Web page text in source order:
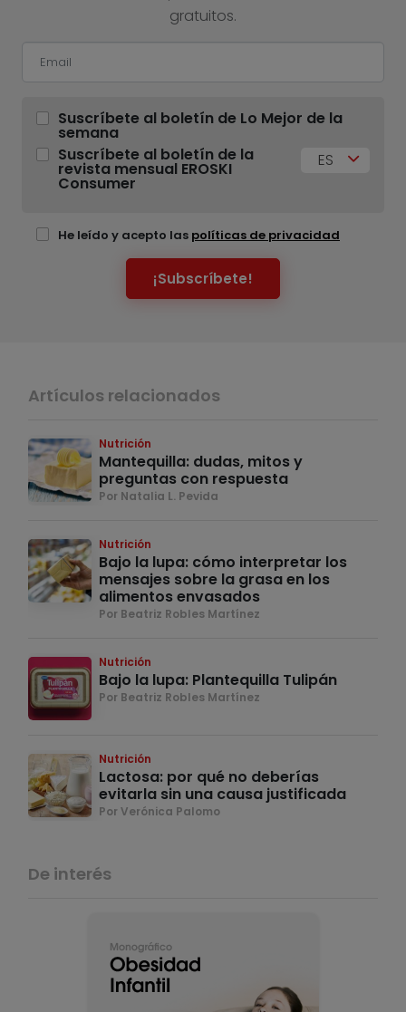
gratuitos.
Suscríbete al boletín de Lo Mejor de la
semana
Suscríbete al boletín de la
revista mensual EROSKI
Consumer
ES
He leído y acepto las políticas de privacidad
¡Subscríbete!
Artículos relacionados
Nutrición
Mantequilla: dudas, mitos y
preguntas con respuesta
Por Natalia L. Pevida
Nutrición
Bajo la lupa: cómo interpretar los
mensajes sobre la grasa en los
alimentos envasados
Por Beatriz Robles Martínez
Nutrición
Bajo la lupa: Plantequilla Tulipán
Por Beatriz Robles Martínez
Nutrición
Lactosa: por qué no deberías
evitarla sin una causa justificada
Por Verónica Palomo
De interés